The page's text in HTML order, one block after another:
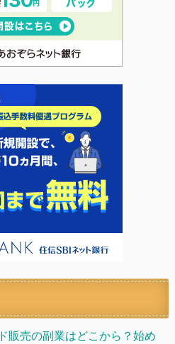
販売の副業はどこから？始め